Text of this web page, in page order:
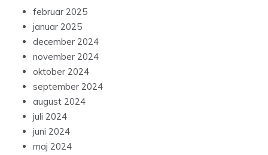
februar 2025
januar 2025
december 2024
november 2024
oktober 2024
september 2024
august 2024
juli 2024
juni 2024
maj 2024